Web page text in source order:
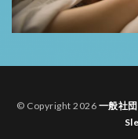
© Copyright 2026 一般社